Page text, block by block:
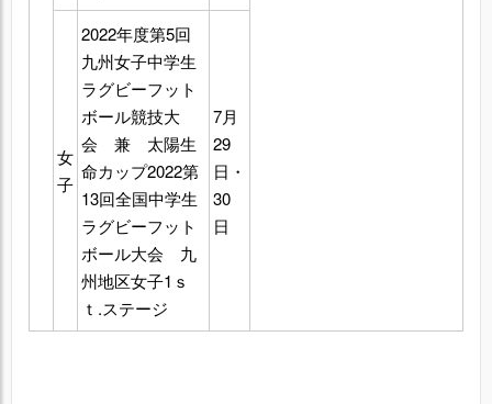
女
子
2022年度第5回
九州女子中学生
ラグビーフット
ボール競技大
会 兼 太陽生
命カップ2022第
13回全国中学生
ラグビーフット
ボール大会 九
州地区女子1ｓ
ｔ.ステージ
7月
29
日・
30
日